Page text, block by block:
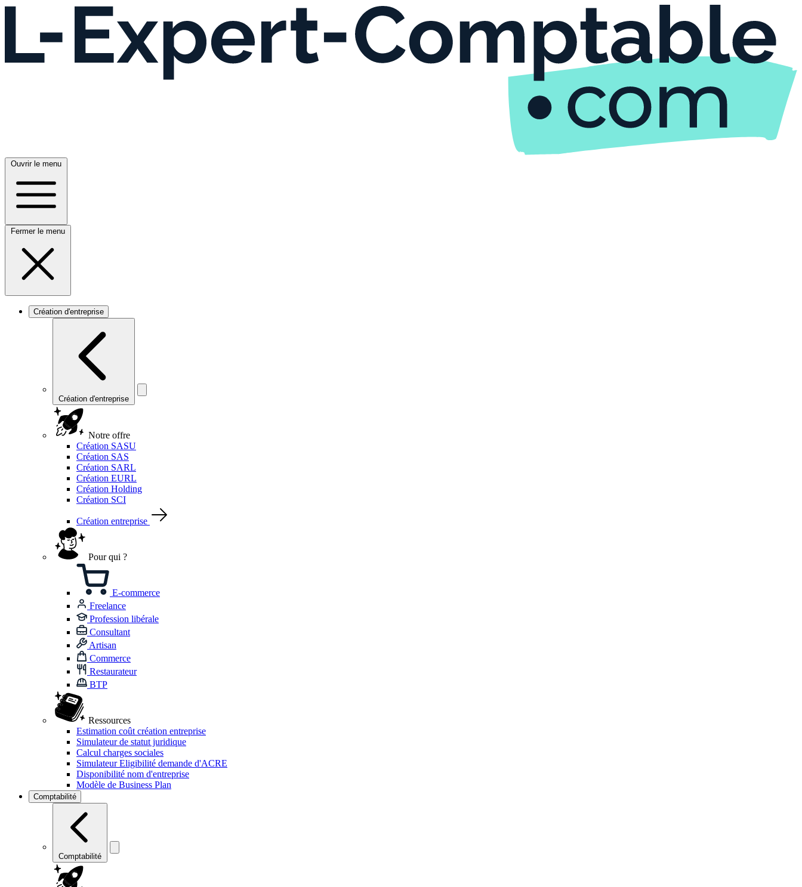
Ouvrir le menu
Fermer le menu
Création d'entreprise
Création d'entreprise
Notre offre
Création SASU
Création SAS
Création SARL
Création EURL
Création Holding
Création SCI
Création entreprise
Pour qui ?
E-commerce
Freelance
Profession libérale
Consultant
Artisan
Commerce
Restaurateur
BTP
Ressources
Estimation coût création entreprise
Simulateur de statut juridique
Calcul charges sociales
Simulateur Eligibilité demande d'ACRE
Disponibilité nom d'entreprise
Modèle de Business Plan
Comptabilité
Comptabilité